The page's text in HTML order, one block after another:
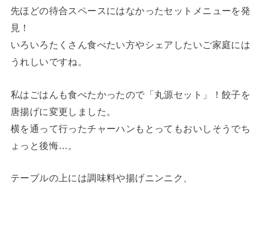
先ほどの待合スペースにはなかったセットメニューを発
見！
いろいろたくさん食べたい方やシェアしたいご家庭には
うれしいですね。
私はごはんも食べたかったので「丸源セット」！餃子を
唐揚げに変更しました。
横を通って行ったチャーハンもとってもおいしそうでち
ょっと後悔…。
テーブルの上には調味料や揚げニンニク、